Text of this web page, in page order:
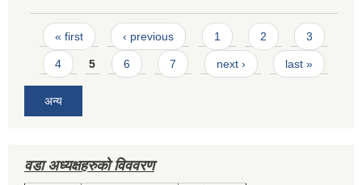
Pages
« first ‹ previous 1 2 3
4 5 6 7 next › last »
अन्य
वडा अध्यक्षहरुको विववरण